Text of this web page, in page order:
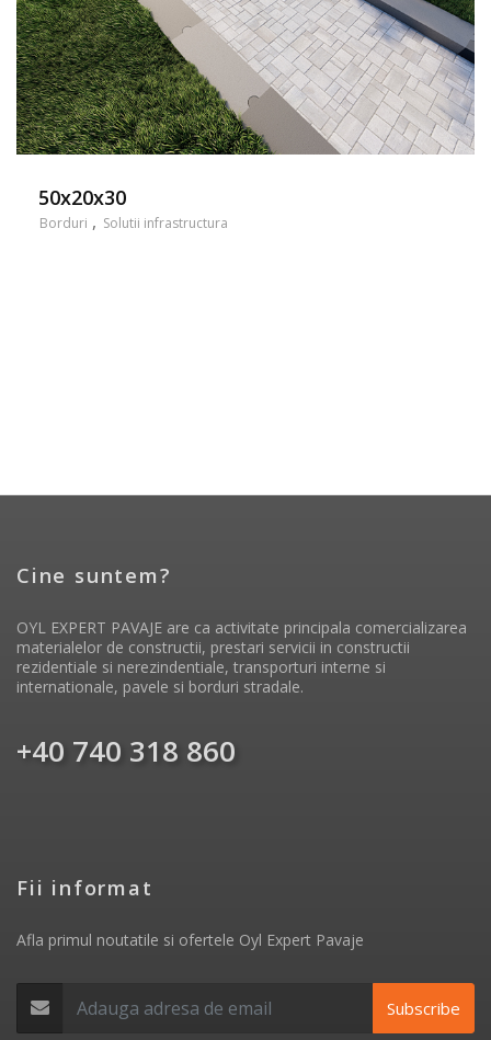
50x20x30
Borduri Solutii infrastructura
Cine suntem?
OYL EXPERT PAVAJE are ca activitate principala comercializarea
materialelor de constructii, prestari servicii in constructii
rezidentiale si nerezindentiale, transporturi interne si
internationale, pavele si borduri stradale.
+40 740 318 860
Fii informat
Afla primul noutatile si ofertele Oyl Expert Pavaje
Subscribe